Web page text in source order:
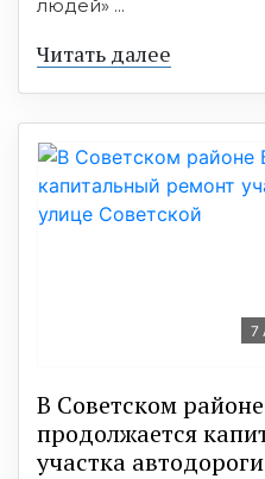
людей» ...
Читать далее
7
В Советском
продолжается
участка